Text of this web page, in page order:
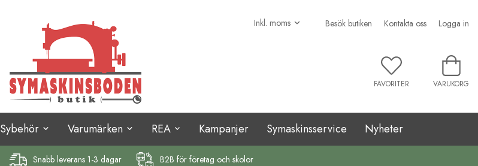
Besök butiken Kontakta oss Logga in
FAVORITER VARUKORG
Sybehör Varumärken REA Kampanjer Symaskinsservice Nyheter
Snabb leverans 1-3 dagar B2B för företag och skolor